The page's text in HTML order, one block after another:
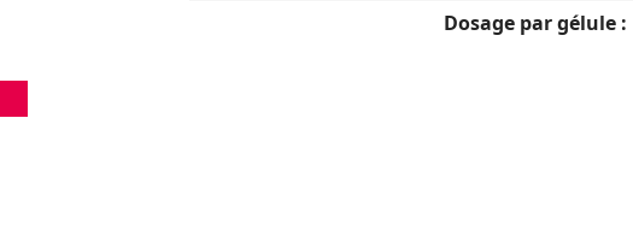
Dosage par gélule :